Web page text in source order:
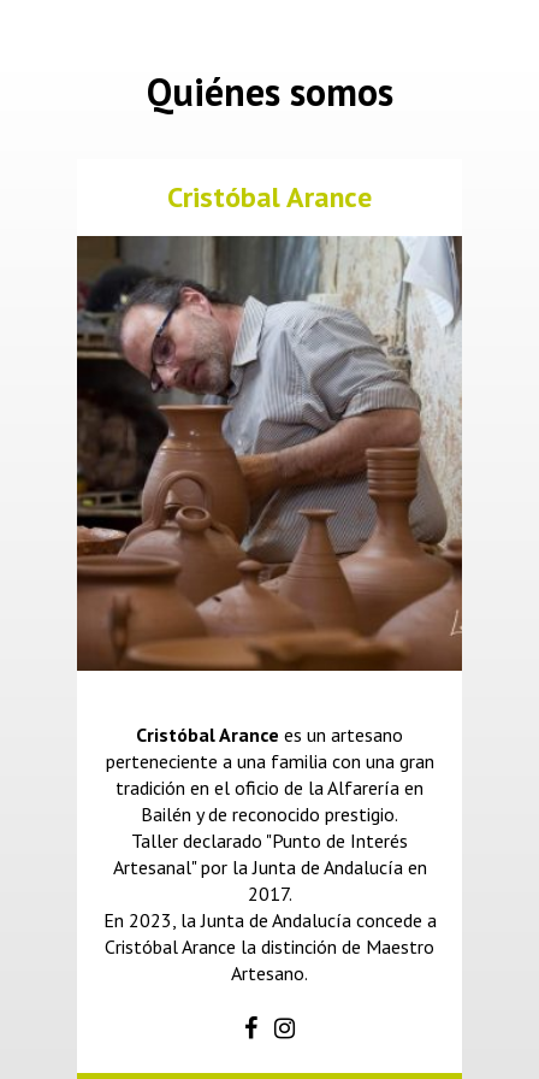
Quiénes somos
Cristóbal Arance
Cristóbal Arance es un artesano
perteneciente a una familia con una gran
tradición en el oficio de la Alfarería en
Bailén y de reconocido prestigio.
Taller declarado "Punto de Interés
Artesanal" por la Junta de Andalucía en
2017.
En 2023, la Junta de Andalucía concede a
Cristóbal Arance la distinción de Maestro
Artesano.